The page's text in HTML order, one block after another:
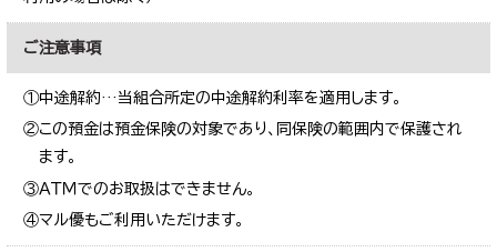
ご注意事項
①中途解約…当組合所定の中途解約利率を適用します。
②この預金は預金保険の対象であり、同保険の範囲内で保護され
ます。
③ＡＴＭでのお取扱はできません。
④マル優もご利用いただけます。